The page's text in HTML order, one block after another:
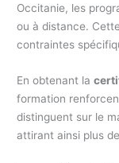
Occitanie, les
ou à distance.
contraintes
En obtenant la
formation
distinguent sur le
attirant ainsi plus